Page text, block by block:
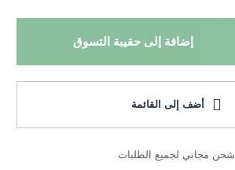
إضافة إلى حقيبة التسوق
أضف إلى القائمة
شحن مجاني لجميع الطلبات